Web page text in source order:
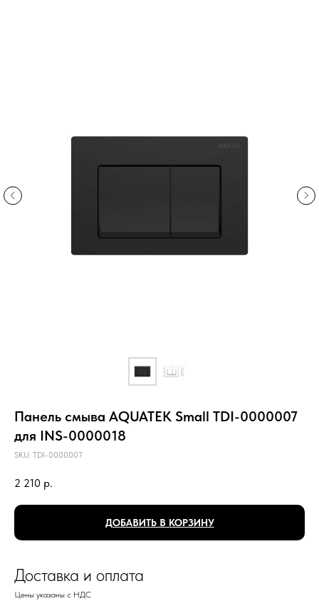
Панель смыва AQUATEK Small TDI-0000007
для INS-0000018
SKU: TDI-0000007
2 210 р.
ДОБАВИТЬ В КОРЗИНУ
Доставка и оплата
Цены указаны с НДС